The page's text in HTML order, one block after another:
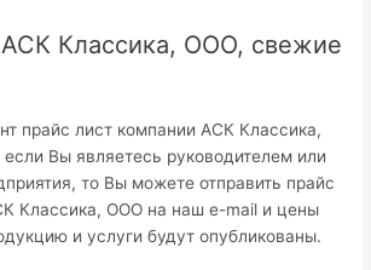
Классика, ООО, свежие
прайс лист компании АСК Классика,
Вы являетесь руководителем или
то Вы можете отправить прайс
Классика, ООО на наш e-mail и цены
и услуги будут опубликованы.